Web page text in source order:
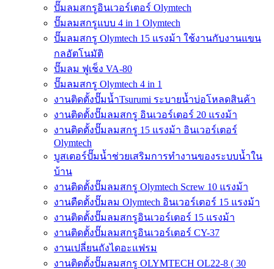
ปั๊มลมสกรูอินเวอร์เตอร์ Olymtech
ปั๊มลมสกรูแบบ 4 in 1 Olymtech
ปั๊มลมสกรู Olymtech 15 แรงม้า ใช้งานกับงานแขน
กลอัตโนมัติ
ปั๊มลม ฟูเช็ง VA-80
ปั๊มลมสกรู Olymtech 4 in 1
งานติดตั้งปั๊มน้ำTsurumi ระบายน้ำบ่อโหลดสินค้า
งานติดตั้งปั๊มลมสกรู อินเวอร์เตอร์ 20 แรงม้า
งานติดตั้งปั๊มลมสกรู 15 แรงม้า อินเวอร์เตอร์
Olymtech
บูสเตอร์ปั๊มน้ำช่วยเสริมการทำงานของระบบน้ำใน
บ้าน
งานติดตั้งปั๊มลมสกรู Olymtech Screw 10 แรงม้า
งานตืดตั้งปั๊มลม Olymtech อินเวอร์เตอร์ 15 แรงม้า
งานติดตั้งปั๊มลมสกรูอินเวอร์เตอร์ 15 แรงม้า
งานติดตั้งปั๊มลมสกรูอินเวอร์เตอร์ CY-37
งานเปลี่ยนถังไดอะแฟรม
งานติดตั้งปั๊มลมสกรู OLYMTECH OL22-8 ( 30